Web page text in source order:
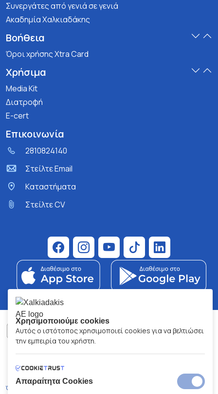
Συνεργάτες από γενιά σε γενιά
Ακαδημία Χαλκιαδάκης
Βοήθεια
Όροι χρήσης Xtra Card
Χρήσιμα
Media Kit
Διατροφή
E-cert
Επικοινωνία
2810824140
Στείλτε Email
Kαταστήματα
Στείλτε CV
ΧΑΛΚΙΑΔΑΚΗΣ Α.Ε.
Όροι και Προϋποθέσεις Κώδικας Δεοντολογίας
Χρησιμοποιούμε cookies
Αυτός ο ιστότοπος χρησιμοποιεί cookies για να βελτιώσει
την εμπειρία του χρήστη.
Απαραίτητα Cookies